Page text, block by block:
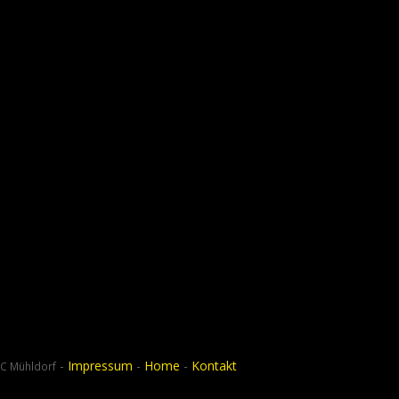
Mühldorf - Impressum - Home - Kontakt